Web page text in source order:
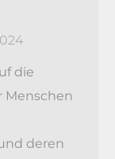
die
Menschen
deren